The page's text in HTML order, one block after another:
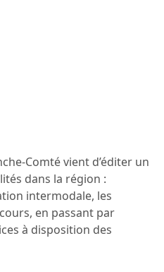
Comté vient d’éditer un
dans la région :
intermodale, les
en passant par
à disposition des